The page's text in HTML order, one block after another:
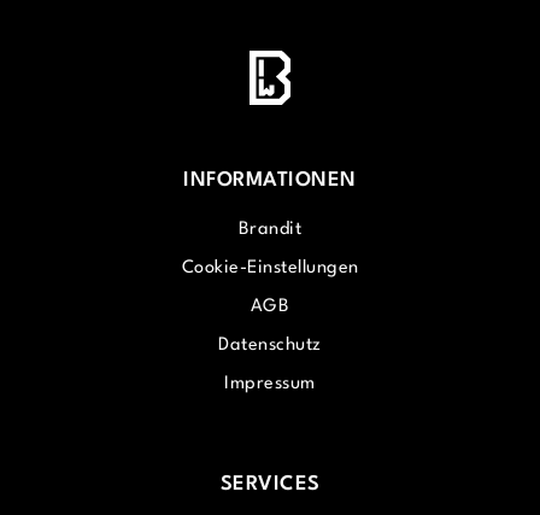
INFORMATIONEN
Brandit
Cookie-Einstellungen
AGB
Datenschutz
Impressum
SERVICES